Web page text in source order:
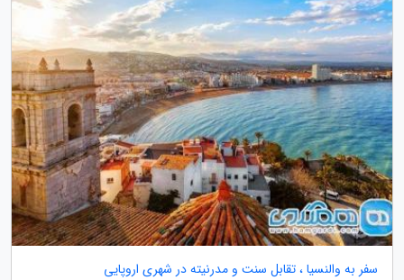
سفر به والنسیا ، تقابل سنت و مدرنیته در شهری اروپایی